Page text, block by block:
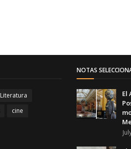
Literatura
cine
NOTAS
El